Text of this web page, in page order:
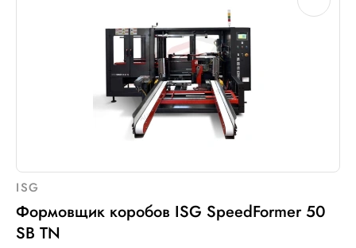
ISG
Формовщик коробов ISG SpeedFormer 50
SB TN